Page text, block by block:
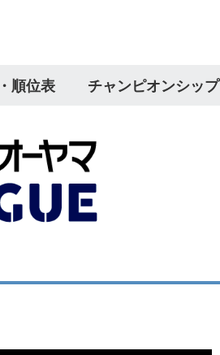
順位表 チャンピオンシップ